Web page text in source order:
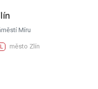
Míru
město Zlín